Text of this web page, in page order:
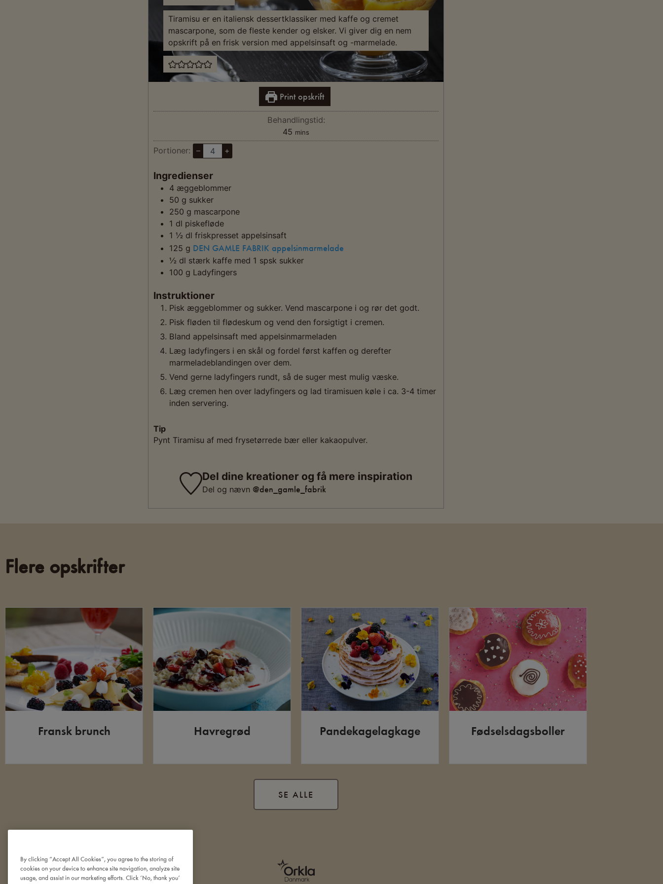
Tiramisu er en italiensk dessertklassiker med kaffe og cremet
mascarpone, som de fleste kender og elsker. Vi giver dig en nem
opskrift på en frisk version med appelsinsaft og -marmelade.
Print opskrift
Behandlingstid:
45 mins
Portioner: – +
Ingredienser
4 æggeblommer
50 g sukker
250 g mascarpone
1 dl piskefløde
1 ½ dl friskpresset appelsinsaft
125 g DEN GAMLE FABRIK appelsinmarmelade
½ dl stærk kaffe med 1 spsk sukker
100 g Ladyfingers
Instruktioner
Pisk æggeblommer og sukker. Vend mascarpone i og rør det godt.
Pisk fløden til flødeskum og vend den forsigtigt i cremen.
Bland appelsinsaft med appelsinmarmeladen
Læg ladyfingers i en skål og fordel først kaffen og derefter
marmeladeblandingen over dem.
Vend gerne ladyfingers rundt, så de suger mest mulig væske.
Læg cremen hen over ladyfingers og lad tiramisuen køle i ca. 3-4 timer
inden servering.
Tip
Pynt Tiramisu af med frysetørrede bær eller kakaopulver.
Del dine kreationer og få mere inspiration
Del og nævn @den_gamle_fabrik
Flere opskrifter
Fransk brunch Havregrød Pandekagelagkage Fødselsdagsboller
SE ALLE
By clicking “Accept All Cookies”, you agree to the storing of
cookies on your device to enhance site navigation, analyze site
usage, and assist in our marketing efforts. Click ‘No, thank you’